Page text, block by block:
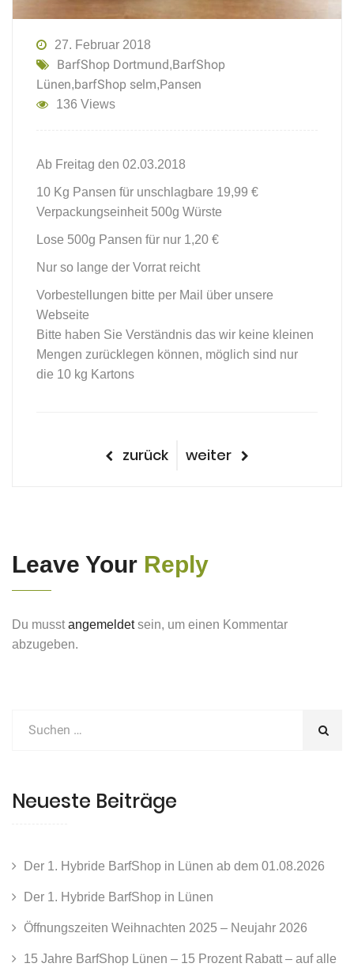
27. Februar 2018
BarfShop Dortmund,BarfShop
Lünen,barfShop selm,Pansen
136 Views
Ab Freitag den 02.03.2018
10 Kg Pansen für unschlagbare 19,99 €
Verpackungseinheit 500g Würste
Lose 500g Pansen für nur 1,20 €
Nur so lange der Vorrat reicht
Vorbestellungen bitte per Mail über unsere
Webseite
Bitte haben Sie Verständnis das wir keine kleinen
Mengen zurücklegen können, möglich sind nur
die 10 kg Kartons
Beitragsnavigation
vorheriger
zurück
nächster
weiter
Leave Your Reply
Du musst angemeldetsein, um einen Kommentar
abzugeben.
Neueste Beiträge
Der 1. Hybride BarfShop in Lünen ab dem 01.08.2026
Der 1. Hybride BarfShop in Lünen
Öffnungszeiten Weihnachten 2025 – Neujahr 2026
15 Jahre BarfShop Lünen – 15 Prozent Rabatt – auf alle